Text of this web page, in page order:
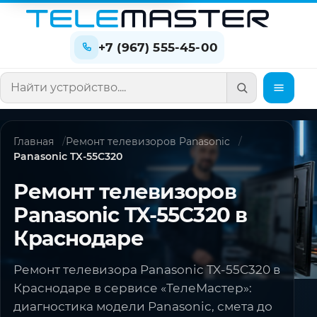
+7 (967) 555-45-00
Поиск по сайту
Главная
Ремонт телевизоров Panasonic
Panasonic TX-55C320
Ремонт телевизоров
Panasonic TX-55C320 в
Краснодаре
Ремонт телевизора Panasonic TX-55C320 в
Краснодаре в сервисе «ТелеМастер»:
диагностика модели Panasonic, смета до